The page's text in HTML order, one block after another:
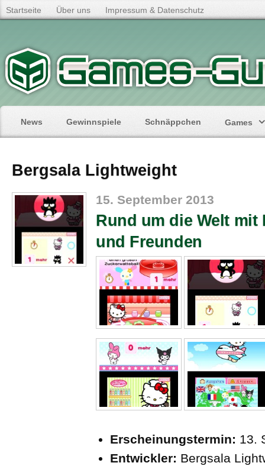
Startseite Über uns Impressum & Datenschutz
News Gewinnspiele Schnäppchen Games
Bergsala Lightweight
15. September 2013
Rund um die Welt mit
und Freunden
Erscheinungstermin: 13.
Entwickler: Bergsala